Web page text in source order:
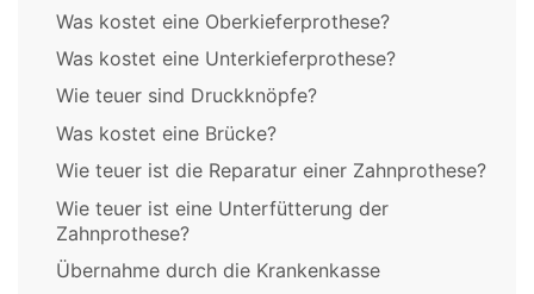
Was kostet eine Oberkieferprothese?
Was kostet eine Unterkieferprothese?
Wie teuer sind Druckknöpfe?
Was kostet eine Brücke?
Wie teuer ist die Reparatur einer Zahnprothese?
Wie teuer ist eine Unterfütterung der
Zahnprothese?
Übernahme durch die Krankenkasse